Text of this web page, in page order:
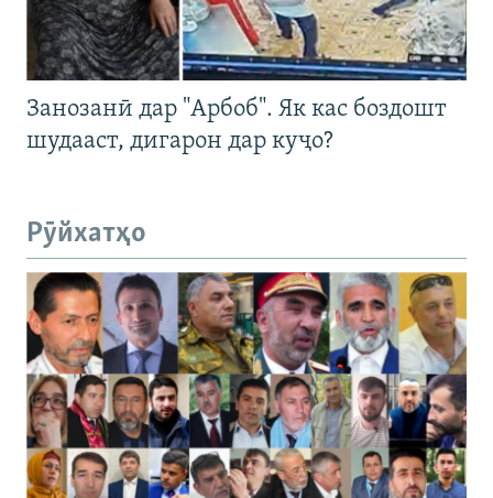
Занозанӣ дар "Арбоб". Як кас боздошт
шудааст, дигарон дар куҷо?
Рӯйхатҳо